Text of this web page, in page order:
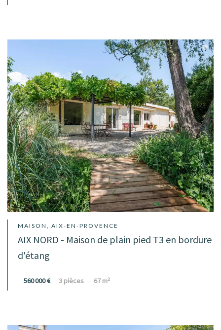
MAISON, AIX-EN-PROVENCE
AIX NORD - Maison de plain pied T3 en bordure
d'étang
560 000 € 3 pièces 67 m²